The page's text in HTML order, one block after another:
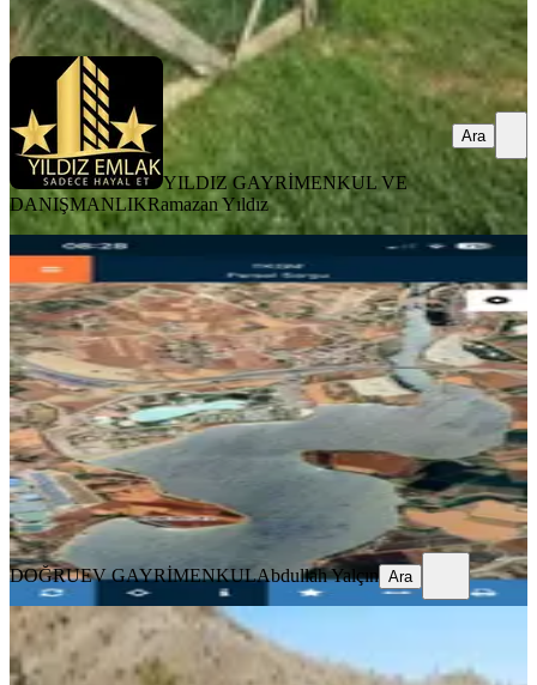
Ara
YILDIZ GAYRİMENKUL VE
DANIŞMANLIKRamazan Yıldız
Ara
Fırsat..fiyat Düştü..! 10 Gün Geçerli
Kavlaklıda Baraj Yanı Arsa
Onikişubat, Kavlaklı Mahallesi
722 m²·9.557/m²·01.07.2026
6.900.000 ₺7.350.000 ₺
DOĞRUEV GAYRİMENKUL
Ara
DOĞRUEV GAYRİMENKULAbdullah Yalçın Ara
Yeni Rota'dan Beşbağlar 3500 M2
Satılık Arsa